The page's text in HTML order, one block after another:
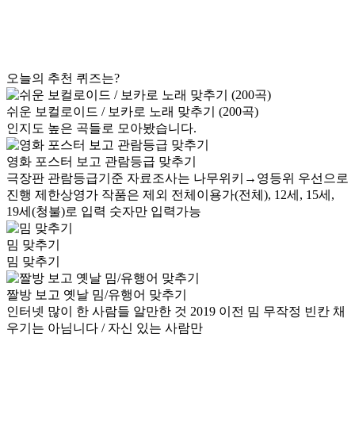
오늘의 추천 퀴즈는?
쉬운 보컬로이드 / 보카로 노래 맞추기 (200곡)
인지도 높은 곡들로 모아봤습니다.
영화 포스터 보고 관람등급 맞추기
극장판 관람등급기준 자료조사는 나무위키→영등위 우선으로
진행 제한상영가 작품은 제외 전체이용가(전체), 12세, 15세,
19세(청불)로 입력 숫자만 입력가능
밈 맞추기
밈 맞추기
짤방 보고 옛날 밈/유행어 맞추기
인터넷 많이 한 사람들 알만한 것 2019 이전 밈 무작정 빈칸 채
우기는 아님니다 / 자신 있는 사람만